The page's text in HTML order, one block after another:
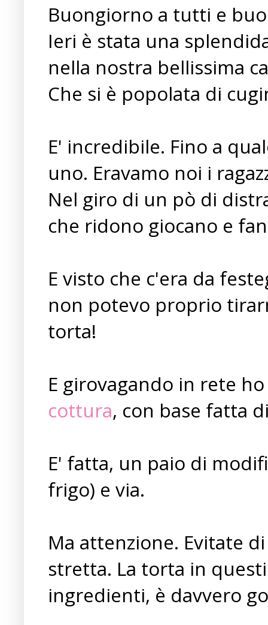
Buongiorno a tutti e
Ieri è stata una
nella nostra bellissima
Che si è popolata di
E' incredibile. Fino a
uno. Eravamo noi i
Nel giro di un pò di
che ridono giocano e
E visto che c'era da
non potevo proprio
torta!
E girovagando in rete
cottura, con base fatta
E' fatta, un paio di
frigo) e via.
Ma attenzione. Evitate
stretta. La torta in
ingredienti, è davvero